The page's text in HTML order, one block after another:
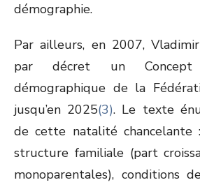
démographie.
Par ailleurs, en 2007,
par décret un
démographique de la
jusqu’en 2025(3). Le texte
de cette natalité chancelante
structure familiale (part
monoparentales), conditions